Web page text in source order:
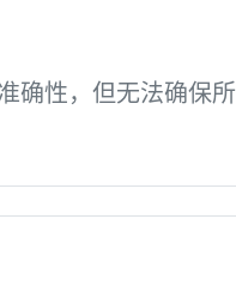
确性，但无法确保